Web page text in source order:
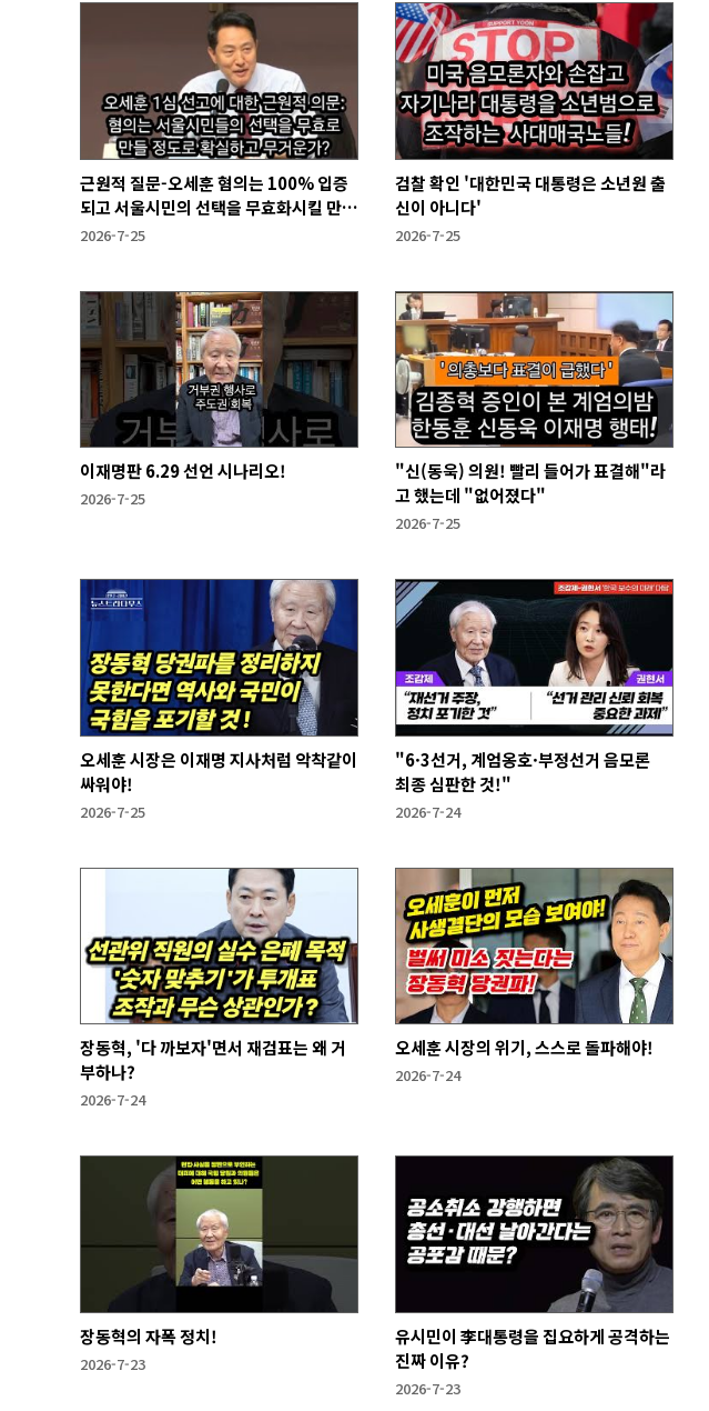
근원적 질문-오세훈 혐의는 100% 입증
되고 서울시민의 선택을 무효화시킬 만큼
무겁나?
2026-7-25
검찰 확인 '대한민국 대통령은 소년원 출
신이 아니다'
2026-7-25
이재명판 6.29 선언 시나리오!
2026-7-25
"신(동욱) 의원! 빨리 들어가 표결해"라
고 했는데 "없어졌다"
2026-7-25
오세훈 시장은 이재명 지사처럼 악착같이
싸워야!
2026-7-25
"6·3선거, 계엄옹호·부정선거 음모론
최종 심판한 것!"
2026-7-24
장동혁, '다 까보자'면서 재검표는 왜 거
부하나?
2026-7-24
오세훈 시장의 위기, 스스로 돌파해야!
2026-7-24
장동혁의 자폭 정치!
2026-7-23
유시민이 李대통령을 집요하게 공격하는
진짜 이유?
2026-7-23